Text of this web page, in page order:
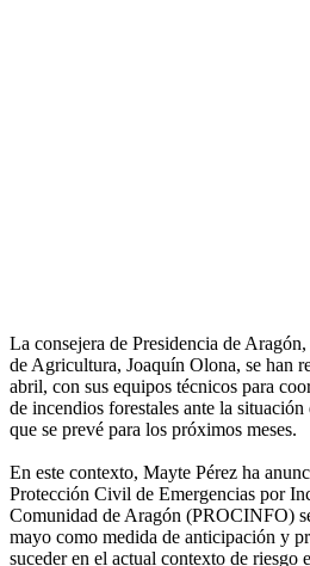
La consejera de Presidencia de
de Agricultura, Joaquín Olona, se han
abril, con sus equipos técnicos para
de incendios forestales ante la
que se prevé para los próximos meses.
En este contexto, Mayte Pérez ha
Protección Civil de Emergencias por
Comunidad de Aragón (PROCINFO)
mayo como medida de anticipación y
suceder en el actual contexto de riesgo